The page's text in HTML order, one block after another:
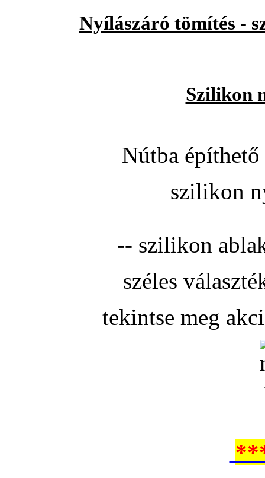
Nyílászáró tömítés -
Szilikon
Nútba
szilikon
-- szilikon
széles
tekintse meg